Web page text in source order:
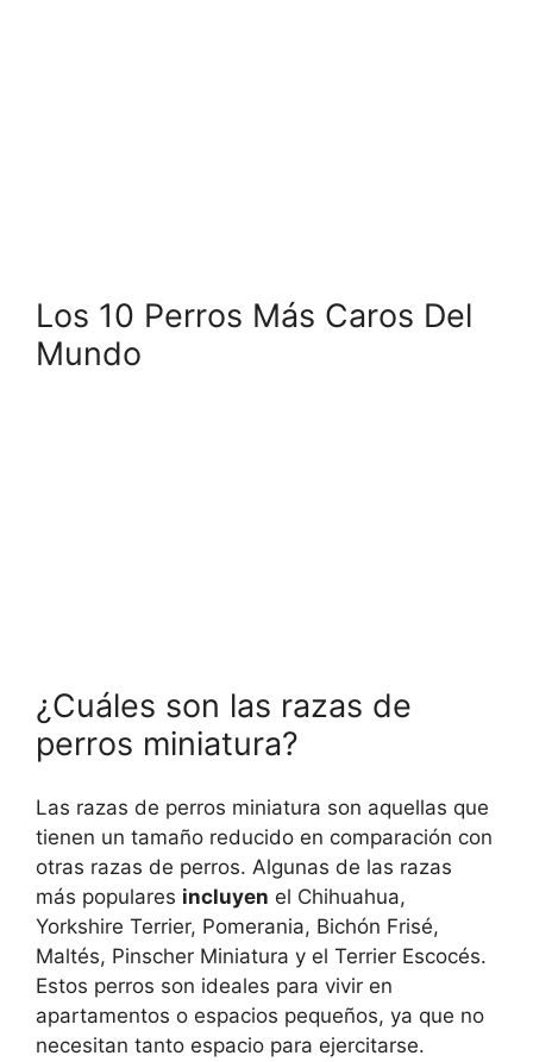
Los 10 Perros Más Caros Del
Mundo
¿Cuáles son las razas de
perros miniatura?
Las razas de perros miniatura son aquellas que
tienen un tamaño reducido en comparación con
otras razas de perros. Algunas de las razas
más populares incluyen el Chihuahua,
Yorkshire Terrier, Pomerania, Bichón Frisé,
Maltés, Pinscher Miniatura y el Terrier Escocés.
Estos perros son ideales para vivir en
apartamentos o espacios pequeños, ya que no
necesitan tanto espacio para ejercitarse.